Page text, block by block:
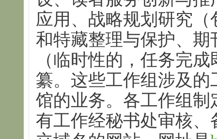
应用、战略规划研究
和特藏整理与保护、
（临时性的，任务完
纂。这些工作组涉及
馆的业务。各工作组
有工作经秘书处审核